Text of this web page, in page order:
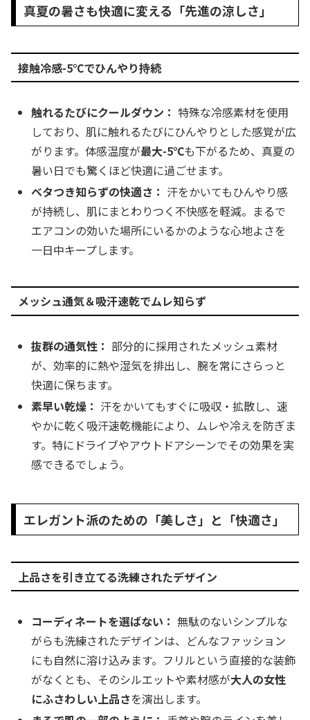
真夏の暑さも快適に変える「先進の涼しさ」
接触冷感-5℃でひんやり持続
触れるたびにクールダウン： 特殊な冷感素材を使用
しており、肌に触れるたびにひんやりとした感覚が広
がります。体感温度が最大-5℃も下がるため、真夏の
暑い日でも驚くほど快適に過ごせます。
ベタつき知らずの快適さ： 汗をかいてもひんやり感
が持続し、肌にまとわりつく不快感を軽減。まるで
エアコンの効いた場所にいるかのような心地よさを
一日中キープします。
メッシュ通気＆吸汗速乾でムレ知らず
抜群の通気性： 部分的に採用されたメッシュ素材
が、効率的に熱や湿気を排出し、腕を常にさらっと
快適に保ちます。
素早い乾燥： 汗をかいてもすぐに吸収・拡散し、速
やかに乾く吸汗速乾機能により、ムレや冷えを防ぎま
す。特にドライブやアウトドアシーンでその効果を実
感できるでしょう。
エレガント派のための「美しさ」と「快適さ」
上品さを引き立てる洗練されたデザイン
コーディネートを選ばない： 無駄のないシンプルな
がらも洗練されたデザインは、どんなファッション
にも自然に溶け込みます。フリルという直接的な装飾
がなくとも、そのシルエットや素材感が大人の女性
にふさわしい上品さを演出します。